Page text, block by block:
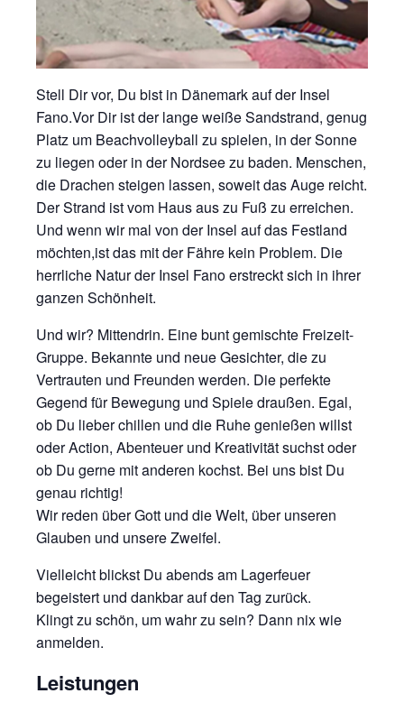
Stell Dir vor, Du bist in Dänemark auf der Insel
Fano.Vor Dir ist der lange weiße Sandstrand, genug
Platz um Beachvolleyball zu spielen, in der Sonne
zu liegen oder in der Nordsee zu baden. Menschen,
die Drachen steigen lassen, soweit das Auge reicht.
Der Strand ist vom Haus aus zu Fuß zu erreichen.
Und wenn wir mal von der Insel auf das Festland
möchten,ist das mit der Fähre kein Problem. Die
herrliche Natur der Insel Fano erstreckt sich in ihrer
ganzen Schönheit.
Und wir? Mittendrin. Eine bunt gemischte Freizeit-
Gruppe. Bekannte und neue Gesichter, die zu
Vertrauten und Freunden werden. Die perfekte
Gegend für Bewegung und Spiele draußen. Egal,
ob Du lieber chillen und die Ruhe genießen willst
oder Action, Abenteuer und Kreativität suchst oder
ob Du gerne mit anderen kochst. Bei uns bist Du
genau richtig!
Wir reden über Gott und die Welt, über unseren
Glauben und unsere Zweifel.
Vielleicht blickst Du abends am Lagerfeuer
begeistert und dankbar auf den Tag zurück.
Klingt zu schön, um wahr zu sein? Dann nix wie
anmelden.
Leistungen